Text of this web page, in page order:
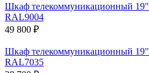
Шкаф телекоммуникационный
RAL9004
49 800 ₽
Шкаф телекоммуникационный
RAL7035